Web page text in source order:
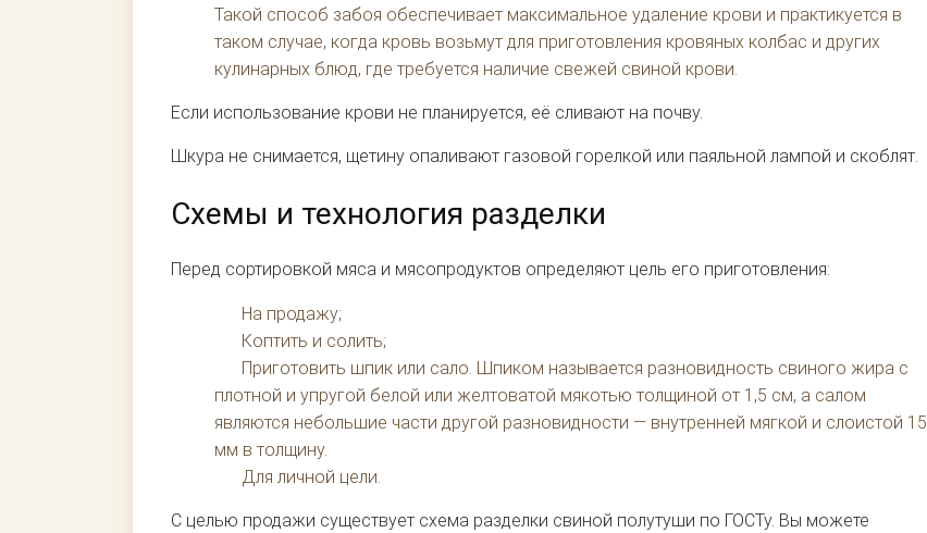
Такой способ забоя обеспечивает максимальное удаление крови и практикуется в
таком случае, когда кровь возьмут для приготовления кровяных колбас и других
кулинарных блюд, где требуется наличие свежей свиной крови.
Если использование крови не планируется, её сливают на почву.
Шкура не снимается, щетину опаливают газовой горелкой или паяльной лампой и скоблят.
Схемы и технология разделки
Перед сортировкой мяса и мясопродуктов определяют цель его приготовления:
На продажу;
Коптить и солить;
Приготовить шпик или сало. Шпиком называется разновидность свиного жира с
плотной и упругой белой или желтоватой мякотью толщиной от 1,5 см, а салом
являются небольшие части другой разновидности — внутренней мягкой и слоистой 15
мм в толщину.
Для личной цели.
С целью продажи существует схема разделки свиной полутуши по ГОСТу. Вы можете